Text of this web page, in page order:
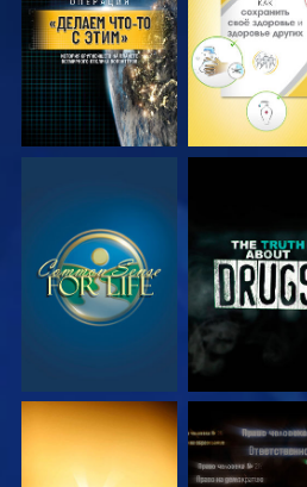
СМОТРЕТЬ СМОТРЕТЬ
СМОТРЕТЬ СМОТРЕТЬ